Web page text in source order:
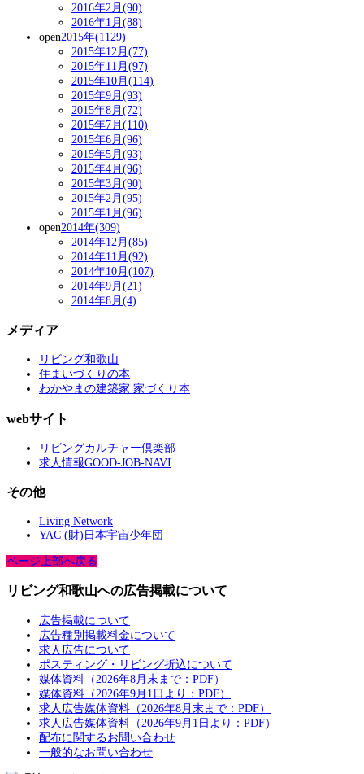
2016年2月(90)
2016年1月(88)
open2015年(1129)
2015年12月(77)
2015年11月(97)
2015年10月(114)
2015年9月(93)
2015年8月(72)
2015年7月(110)
2015年6月(96)
2015年5月(93)
2015年4月(96)
2015年3月(90)
2015年2月(95)
2015年1月(96)
open2014年(309)
2014年12月(85)
2014年11月(92)
2014年10月(107)
2014年9月(21)
2014年8月(4)
メディア
リビング和歌山
住まいづくりの本
わかやまの建築家 家づくり本
webサイト
リビングカルチャー倶楽部
求人情報GOOD-JOB-NAVI
その他
Living Network
YAC (財)日本宇宙少年団
ページ上部へ戻る
リビング和歌山への広告掲載について
広告掲載について
広告種別掲載料金について
求人広告について
ポスティング・リビング折込について
媒体資料（2026年8月末まで：PDF）
媒体資料（2026年9月1日より：PDF）
求人広告媒体資料（2026年8月末まで：PDF）
求人広告媒体資料（2026年9月1日より：PDF）
配布に関するお問い合わせ
一般的なお問い合わせ